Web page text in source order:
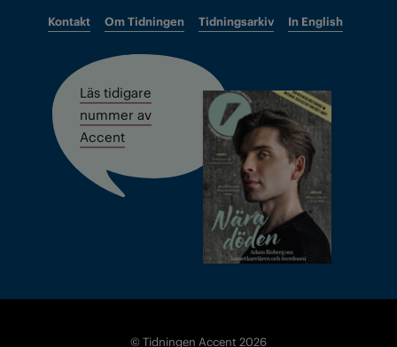
Kontakt Om Tidningen Tidningsarkiv In English
Läs tidigare
nummer av
Accent
© Tidningen Accent 2026